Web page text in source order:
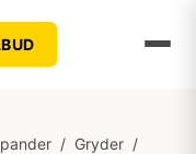
/ Gryder /